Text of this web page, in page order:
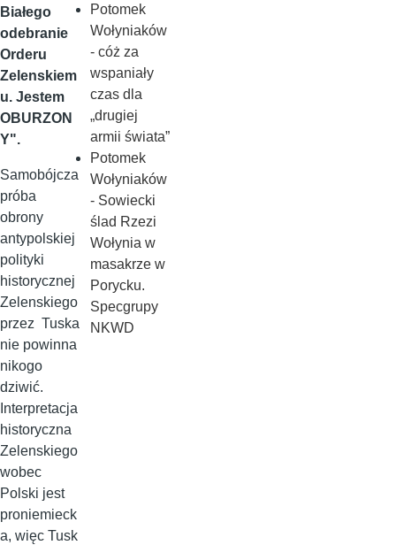
Białego
odebranie
Orderu
Zelenskiem
u. Jestem
OBURZON
Y".
Samobójcza
próba
obrony
antypolskiej
polityki
historycznej
Zelenskiego
przez Tuska
nie powinna
nikogo
dziwić.
Interpretacja
historyczna
Zelenskiego
wobec
Polski jest
proniemieck
a, więc Tusk
Potomek
Wołyniaków
- cóż za
wspaniały
czas dla
„drugiej
armii świata”
Potomek
Wołyniaków
- Sowiecki
ślad Rzezi
Wołynia w
masakrze w
Porycku.
Specgrupy
NKWD